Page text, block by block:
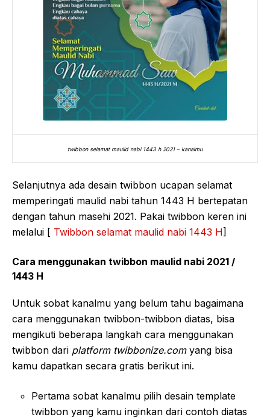
twibbon selamat maulid nabi 1443 h 2021 – kanalmu
Selanjutnya ada desain twibbon ucapan selamat
memperingati maulid nabi tahun 1443 H bertepatan
dengan tahun masehi 2021. Pakai twibbon keren ini
melalui [ Twibbon selamat maulid nabi 1443 H]
Cara menggunakan twibbon maulid nabi 2021 /
1443 H
Untuk sobat kanalmu yang belum tahu bagaimana
cara menggunakan twibbon-twibbon diatas, bisa
mengikuti beberapa langkah cara menggunakan
twibbon dari platform twibbonize.comyang bisa
kamu dapatkan secara gratis berikut ini.
Pertama sobat kanalmu pilih desain template
twibbon yang kamu inginkan dari contoh diatas